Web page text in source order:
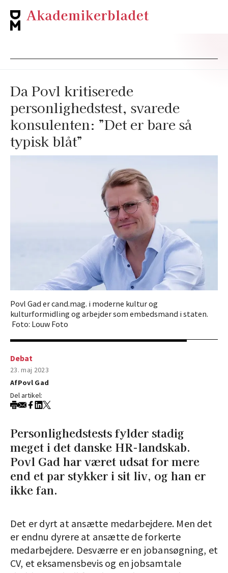
Da Povl kritiserede
personlighedstest, svarede
konsulenten: ”Det er bare så
typisk blåt”
Povl Gad er cand.mag. i moderne kultur og
kulturformidling og arbejder som embedsmand i staten.
Foto: Louw Foto
Debat
23. maj 2023
AfPovl Gad
Del artikel:
Personlighedstests fylder stadig
meget i det danske HR-landskab.
Povl Gad har været udsat for mere
end et par stykker i sit liv, og han er
ikke fan.
Det er dyrt at ansætte medarbejdere. Men det
er endnu dyrere at ansætte de forkerte
medarbejdere. Desværre er en jobansøgning, et
CV, et eksamensbevis og en jobsamtale